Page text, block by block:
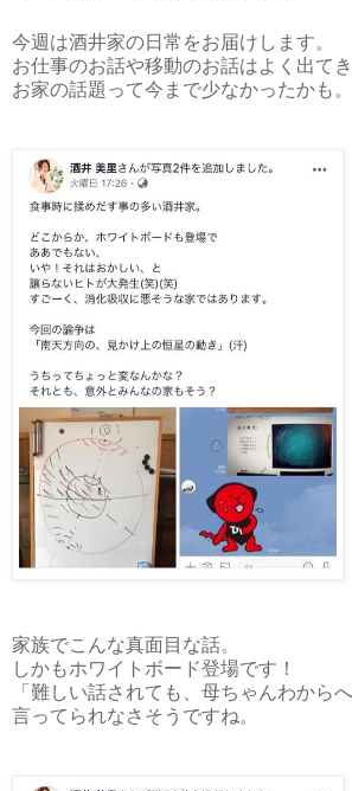
今週は酒井家の日常をお届けします。
お仕事のお話や移動のお話はよく出てき
お家の話題って今まで少なかったかも。
家族でこんな真面目な話。
しかもホワイトボード登場です！
「難しい話されても、母ちゃんわから
言ってられなさそうですね。